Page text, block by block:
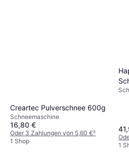
Creartec Pulverschnee 600g
Schneemaschine
16,80 €
Oder 3 Zahlungen von 5,60 €²
1 Shop
1